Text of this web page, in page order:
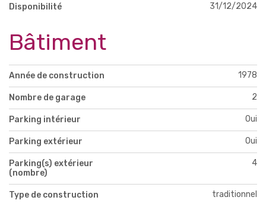
Disponibilité 31/12/2024
Bâtiment
Année de construction 1978
Nombre de garage 2
Parking intérieur Oui
Parking extérieur Oui
Parking(s) extérieur
(nombre)
4
Type de construction traditionnel